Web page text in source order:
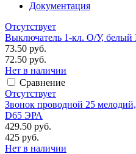
Документация
Отсутствует
Выключатель 1-кл. O/У, белый
73.50 руб.
72.50 руб.
Нет в наличии
Сравнение
Отсутствует
Звонок проводной 25
D65 ЭРА
429.50 руб.
425 руб.
Нет в наличии